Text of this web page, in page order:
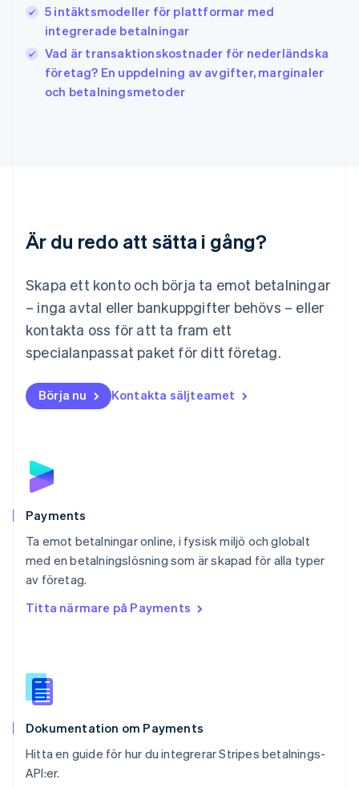
5 intäktsmodeller för plattformar med
integrerade betalningar
Vad är transaktionskostnader för nederländska
företag? En uppdelning av avgifter, marginaler
och betalningsmetoder
Är du redo att sätta i gång?
Skapa ett konto och börja ta emot betalningar
– inga avtal eller bankuppgifter behövs – eller
kontakta oss för att ta fram ett
specialanpassat paket för ditt företag.
Börja nu Kontakta säljteamet
Payments
Ta emot betalningar online, i fysisk miljö och globalt
med en betalningslösning som är skapad för alla typer
av företag.
Titta närmare på Payments
Dokumentation om Payments
Hitta en guide för hur du integrerar Stripes betalnings-
API:er.
Japan
日本語 English
Kanada
EnglishFrançais
Kroatien
EnglishItaliano
Malaysia
English
Mexiko
Nederländerna
NederlandsEnglish
English
Nya Zeeland
Portugal
Português
English
DeutschFrançaisItalianoEnglish
Singapore
English简体中文
English
Español
Storbritannien
Sverige
Thailand
ไทย